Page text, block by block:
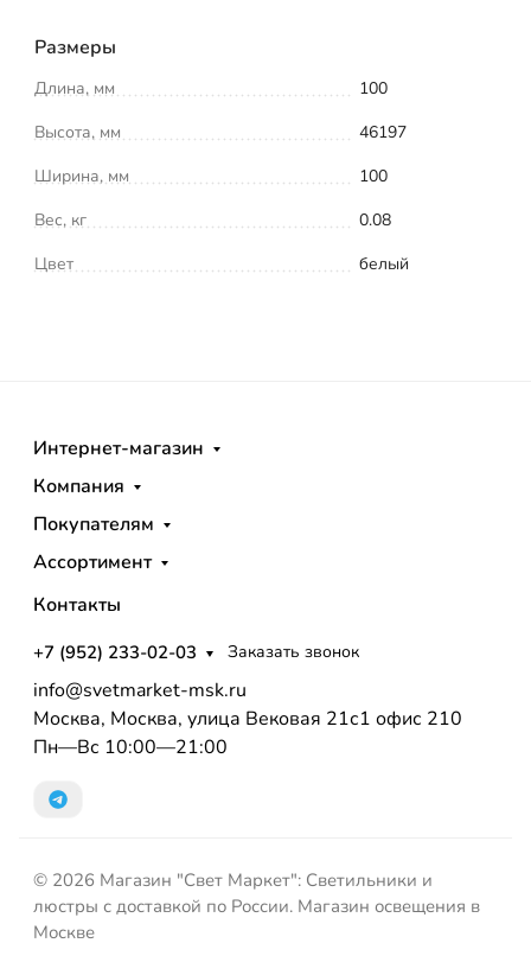
Размеры
Длина, мм
100
Высота, мм
46197
Ширина, мм
100
Вес, кг
0.08
Цвет
белый
Интернет-магазин
Компания
Покупателям
Ассортимент
Контакты
+7 (952) 233-02-03 Заказать звонок
info@svetmarket-msk.ru
Москва, Москва, улица Вековая 21с1 офис 210
Пн—Вс 10:00—21:00
© 2026 Магазин "Свет Маркет": Светильники и
люстры с доставкой по России. Магазин освещения в
Москве